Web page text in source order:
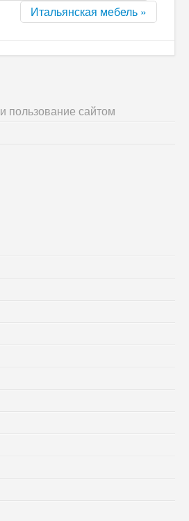
Итальянская мебель »
пользование сайтом